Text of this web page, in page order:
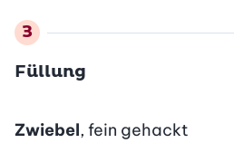
Füllung
Zwiebel, fein gehackt